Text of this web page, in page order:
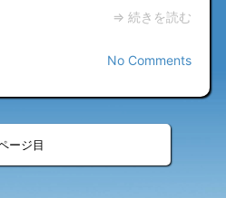
⇒ 続きを読む
No Comments